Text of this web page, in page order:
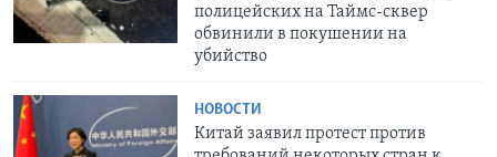
полицейских на Таймс-сквер
обвинили в покушении на
убийство
НОВОСТИ
Китай заявил протест против